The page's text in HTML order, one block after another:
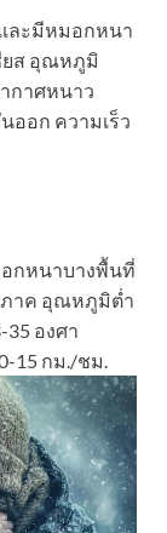
ละมีหมอกหนา
ยส อุณหภูมิ
กาศหนาว
ออก ความเร็ว
กหนาบางพื้นที่
ภาค อุณหภูมิต่ำ
องศา
15 กม./ชม.